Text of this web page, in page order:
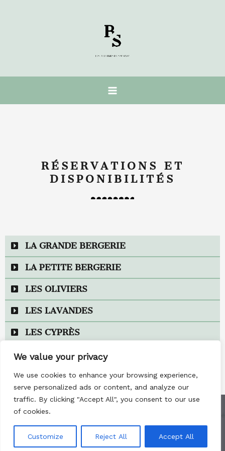
We value your privacy
We use cookies to enhance your browsing experience,
serve personalized ads or content, and analyze our
traffic. By clicking "Accept All", you consent to our use
of cookies.
Customize Reject All Accept All
RÉSERVATIONS ET
DISPONIBILITÉS
LA GRANDE BERGERIE
LA PETITE BERGERIE
LES OLIVIERS
LES LAVANDES
LES CYPRÈS
Copyright © 2026 Les Bergeries de Saumane |
|Mentions légales
Création parDigitalisons Provence
Nous utilisons des cookies pour vous garantir la meilleure
site, nous supposerons que vous en êtes satisfait.
Ok